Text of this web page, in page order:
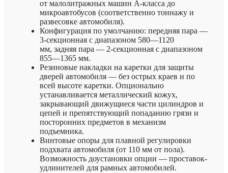
от малолитражных машин А-класса до
микроавтобусов (соответственно тоннажу и
развесовке автомобиля).
Конфигурация по умолчанию: передняя пара —
3-секционная с диапазоном 580—1120
мм, задняя пара — 2-секционная с диапазоном
855—1365 мм.
Резиновые накладки на каретки для защиты
дверей автомобиля — без острых краев и по
всей высоте каретки. Опционально
устанавливается металлический кожух,
закрывающий движущиеся части цилиндров и
цепей и препятствующий попаданию грязи и
посторонних предметов в механизм
подъемника.
Винтовые опоры для плавной регулировки
подхвата автомобиля (от 110 мм от пола).
Возможность доустановки опции — проставок-
удлинителей для рамных автомобилей.